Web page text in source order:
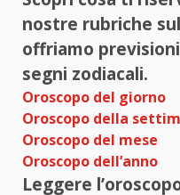
nostre rubriche
offriamo
segni zodiacali.
Oroscopo del giorno
Oroscopo della
Oroscopo del mese
Oroscopo dell’anno
Leggere